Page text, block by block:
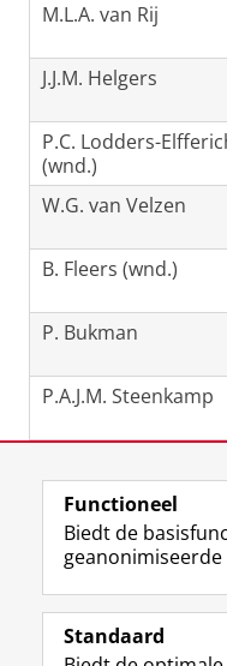
M.L.A. van Rij
J.J.M. Helgers
P.C. Lodders-
(wnd.)
W.G. van Velzen
B. Fleers (wnd.)
P. Bukman
P.A.J.M. Steenkamp
Laatst gewijzigd: 08
Volg de
Functioneel
Biedt de
geanonimiseerde
Standaard